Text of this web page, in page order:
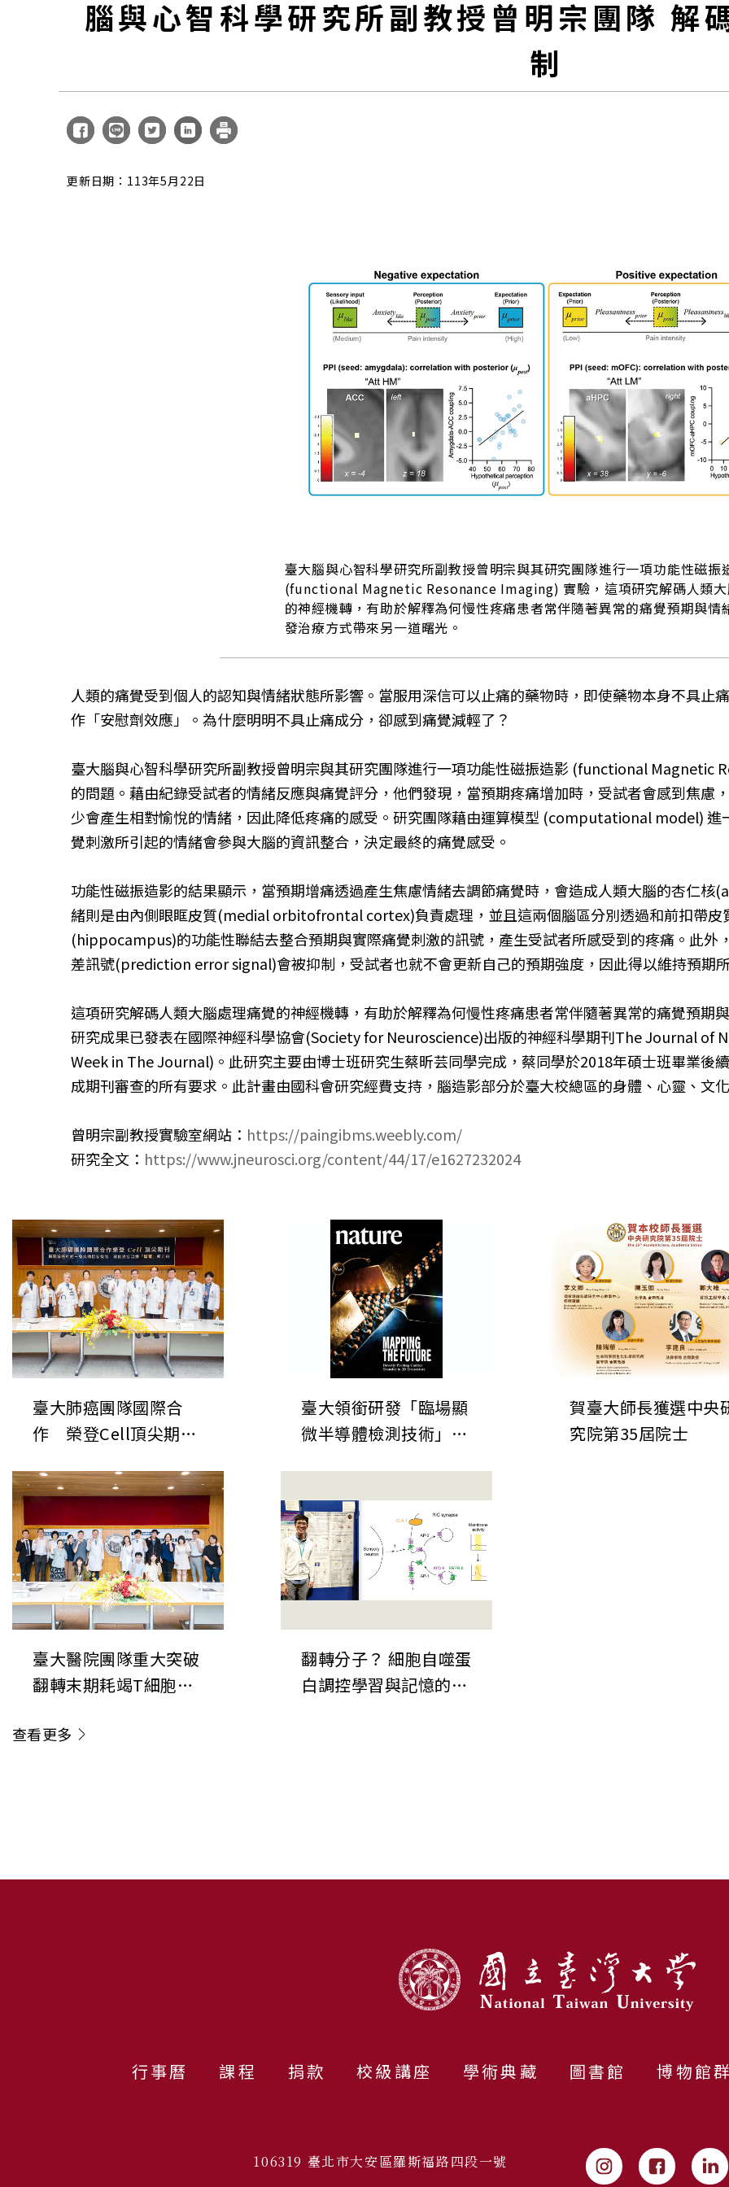
腦與心智科學研究所副教授曾明宗團隊 解
制
更新日期：113年5月22日
臺大腦與心智科學研究所副教授曾明宗與其研究團隊進行一項功能性磁振
(functional Magnetic Resonance Imaging) 實驗，這項研究解碼人類
的神經機轉，有助於解釋為何慢性疼痛患者常伴隨著異常的痛覺預期與情
發治療方式帶來另一道曙光。
人類的痛覺受到個人的認知與情緒狀態所影響。當服用深信可以止痛的藥物時，即使藥物本身不具止
作「安慰劑效應」。為什麼明明不具止痛成分，卻感到痛覺減輕了？
臺大腦與心智科學研究所副教授曾明宗與其研究團隊進行一項功能性磁振造影 (functional Magnetic
的問題。藉由紀錄受試者的情緒反應與痛覺評分，他們發現，當預期疼痛增加時，受試者會感到焦慮
少會產生相對愉悅的情緒，因此降低疼痛的感受。研究團隊藉由運算模型 (computational model) 進
覺刺激所引起的情緒會參與大腦的資訊整合，決定最終的痛覺感受。
功能性磁振造影的結果顯示，當預期增痛透過產生焦慮情緒去調節痛覺時，會造成人類大腦的杏仁
緒則是由內側眼眶皮質(medial orbitofrontal cortex)負責處理，並且這兩個腦區分別透過和前扣帶
(hippocampus)的功能性聯結去整合預期與實際痛覺刺激的訊號，產生受試者所感受到的疼痛。此外
差訊號(prediction error signal)會被抑制，受試者也就不會更新自己的預期強度，因此得以維持預期
這項研究解碼人類大腦處理痛覺的神經機轉，有助於解釋為何慢性疼痛患者常伴隨著異常的痛覺預期
研究成果已發表在國際神經科學協會(Society for Neuroscience)出版的神經科學期刊The Journal of
Week in The Journal)。此研究主要由博士班研究生蔡昕芸同學完成，蔡同學於2018年碩士班畢業後
成期刊審查的所有要求。此計畫由國科會研究經費支持，腦造影部分於臺大校總區的身體、心靈、文
曾明宗副教授實驗室網站： https://paingibms.weebly.com/
研究全文： https://www.jneurosci.org/content/44/17/e1627232024
臺大肺癌團隊國際合
作 榮登Cell頂尖期刊
控新機制 開創癌症治療
「斷電」新方向
臺大領銜研發「臨場顯
微半導體檢測技術」發
鍵直接檢測技術
賀臺大師長獲選中央
究院第35屆院士
臺大醫院團隊重大突破
翻轉末期耗竭T細胞命
Immunology》
翻轉分子？ 細胞自噬蛋
白調控學習與記憶的嶄
查看更多
行事曆 課程 捐款 校級講座 學術典藏 圖書館 博物館
106319 臺北市大安區羅斯福路四段一號